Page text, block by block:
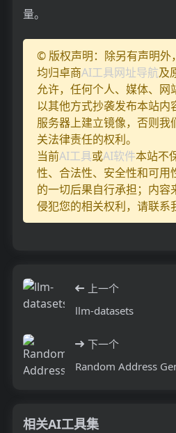
量。
© 版权声明：除另有声明外
均归卓商AI工具网址导航及
允许，任何个人、媒体、网
以其他方式抄袭发布本站内
服务器上建立镜像，否则我
关法律责任的权利。
当前AI工具或AI软件本站不
性、合法性、安全性和可用
的一切后果自行承担；内容
侵犯您的相关权利，请联系
上一个
llm-datasets
下一个
Random Address
相关AI工具集